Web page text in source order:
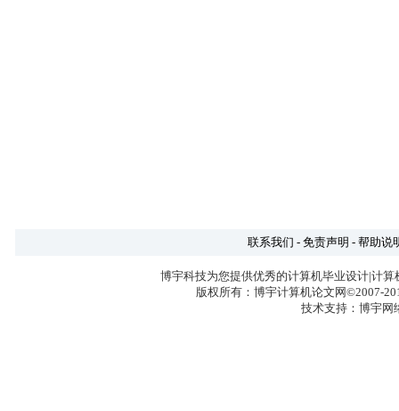
联系我们 - 免责声明 - 帮助说
博宇科技为您提供优秀的计算机毕业设计|计
版权所有：博宇计算机论文网©2007-
技术支持：博宇网